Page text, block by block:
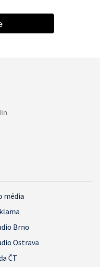
média
Brno
Ostrava
ČT